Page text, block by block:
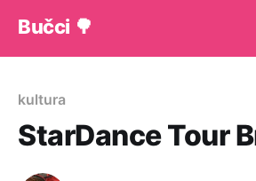
Bučci 🌳
kultura
StarDance Tour